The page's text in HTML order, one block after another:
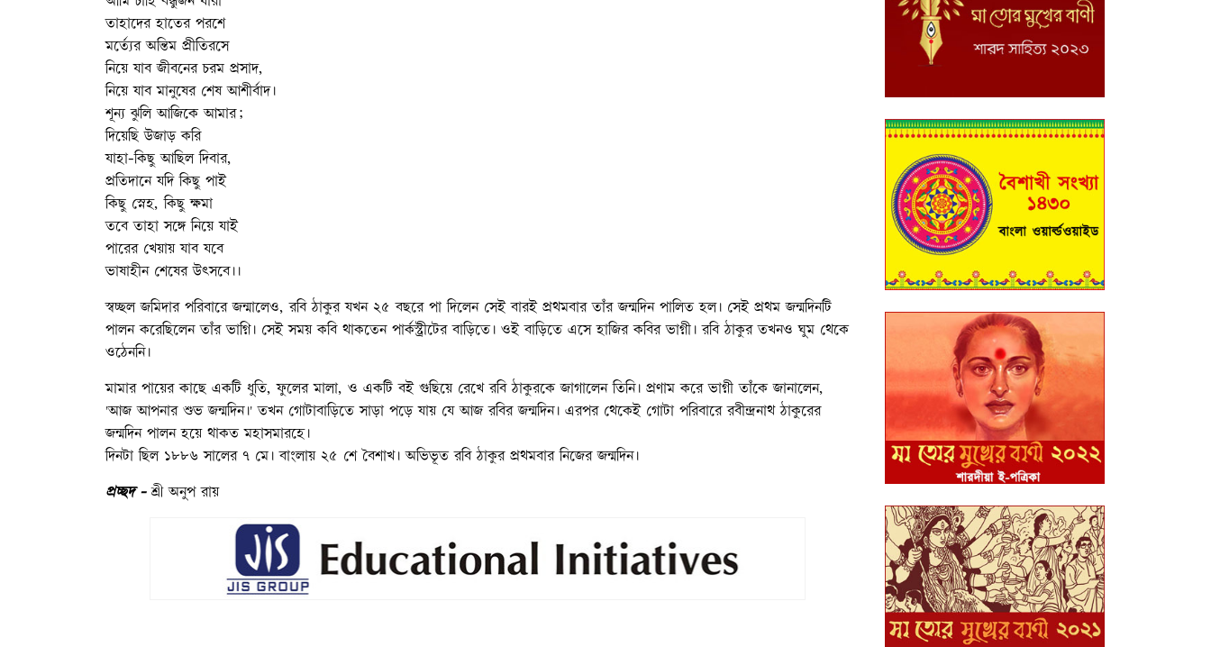
তাহাদের হাতের পরশে
মর্ত্যের অন্তিম প্রীতিরসে
নিয়ে যাব জীবনের চরম প্রসাদ,
নিয়ে যাব মানুষের শেষ আশীর্বাদ।
শূন্য ঝুলি আজিকে আমার;
দিয়েছি উজাড় করি
যাহা-কিছু আছিল দিবার,
প্রতিদানে যদি কিছু পাই
কিছু স্নেহ, কিছু ক্ষমা
তবে তাহা সঙ্গে নিয়ে যাই
পারের খেয়ায় যাব যবে
ভাষাহীন শেষের উৎসবে।।
স্বচ্ছল জমিদার পরিবারে জন্মালেও, রবি ঠাকুর যখন ২৫ বছরে পা দিলেন সেই বারই প্রথমবার তাঁর জন্মদিন পালিত হল। সেই প্রথম জন্মদিনটি
পালন করেছিলেন তাঁর ভাগ্নি। সেই সময় কবি থাকতেন পার্কস্ট্রীটের বাড়িতে। ওই বাড়িতে এসে হাজির কবির ভাগ্নী। রবি ঠাকুর তখনও ঘুম থেকে
ওঠেননি।
মামার পায়ের কাছে একটি ধুতি, ফুলের মালা, ও একটি বই গুছিয়ে রেখে রবি ঠাকুরকে জাগালেন তিনি। প্রণাম করে ভাগ্নী তাঁকে জানালেন,
'আজ আপনার শুভ জন্মদিন।' তখন গোটাবাড়িতে সাড়া পড়ে যায় যে আজ রবির জন্মদিন। এরপর থেকেই গোটা পরিবারে রবীন্দ্রনাথ ঠাকুরের
জন্মদিন পালন হয়ে থাকত মহাসমারহে।
দিনটা ছিল ১৮৮৬ সালের ৭ মে। বাংলায় ২৫ শে বৈশাখ। অভিভূত রবি ঠাকুর প্রথমবার নিজের জন্মদিন।
প্রচ্ছদ -শ্রী অনুপ রায়